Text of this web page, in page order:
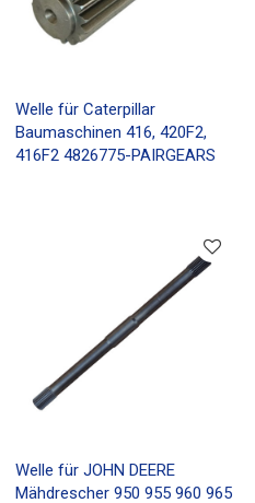
Welle für Caterpillar
Baumaschinen 416, 420F2,
416F2 4826775-PAIRGEARS
Welle für JOHN DEERE
Mähdrescher 950 955 960 965